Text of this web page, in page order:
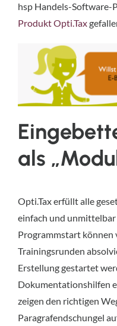
hsp Handels-Software-
Produkt Opti.Tax
als
Opti.Tax erfüllt alle
einfach und
Programmstart können
Trainingsrunden
Erstellung gestartet
Dokumentationshilfen
zeigen den richtigen
Paragrafendschungel